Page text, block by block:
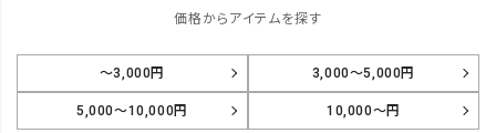
価格からアイテムを探す
～3,000円 3,000～5,000円
5,000～10,000円 10,000～円